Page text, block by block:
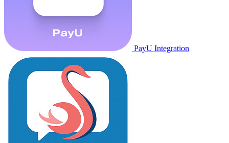
PayU Integration